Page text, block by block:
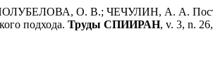
О. В.; ЧЕЧУЛИН, А. А.
подхода. Труды СПИИРАН, v. 3, n.